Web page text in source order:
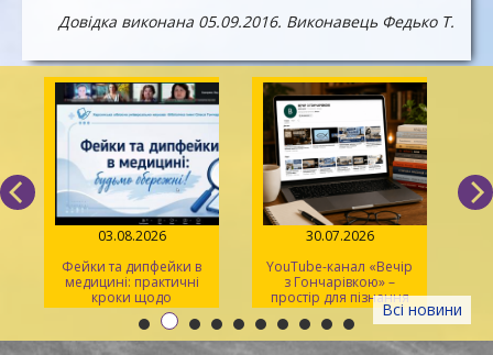
Довідка виконана 05.09.2016. Виконавець Федько Т.
Всі новини
03.08.2026
Фейки та дипфейки в
медицині: практичні
кроки щодо
розпізнавання
30.07.2026
YouTube-канал «Вечір
з Гончарівкою» –
простір для пізнання
та натхнення